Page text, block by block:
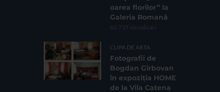
oarea florilor” la
Galeria Romană
62.735 vizualizari
CLIPA DE ARTA
Fotografii de
Bogdan Gîrbovan
în expoziția HOME
de la Vila Catena